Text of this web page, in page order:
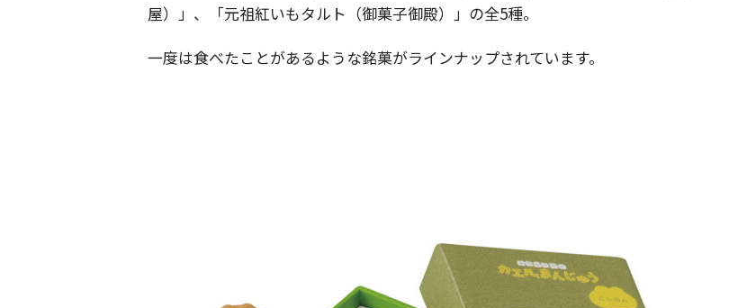
屋）」、「元祖紅いもタルト（御菓子御殿）」の全5種。
一度は食べたことがあるような銘菓がラインナップされています。